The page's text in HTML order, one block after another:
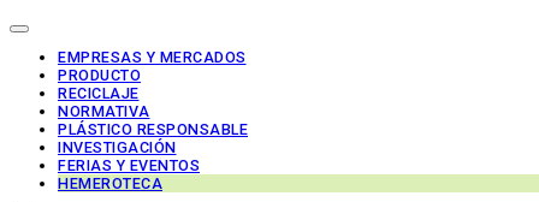
EMPRESAS Y MERCADOS
PRODUCTO
RECICLAJE
NORMATIVA
PLÁSTICO RESPONSABLE
INVESTIGACIÓN
FERIAS Y EVENTOS
HEMEROTECA